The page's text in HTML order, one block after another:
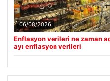
06/08/2026
Enflasyon verileri ne zaman
ayı enflasyon verileri